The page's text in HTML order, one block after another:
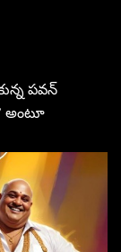
పవన్
అంటూ